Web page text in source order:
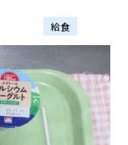
給食